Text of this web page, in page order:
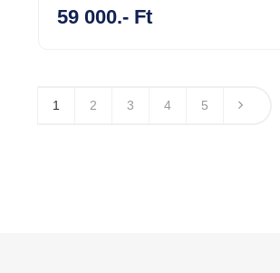
59 000.- Ft
1 2 3 4 5